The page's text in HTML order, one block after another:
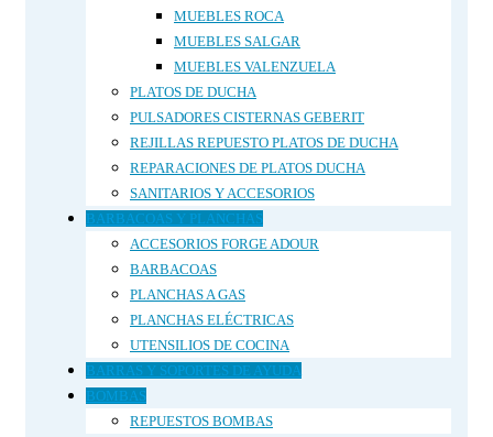
MUEBLES ROCA
MUEBLES SALGAR
MUEBLES VALENZUELA
PLATOS DE DUCHA
PULSADORES CISTERNAS GEBERIT
REJILLAS REPUESTO PLATOS DE DUCHA
REPARACIONES DE PLATOS DUCHA
SANITARIOS Y ACCESORIOS
BARBACOAS Y PLANCHAS
ACCESORIOS FORGE ADOUR
BARBACOAS
PLANCHAS A GAS
PLANCHAS ELÉCTRICAS
UTENSILIOS DE COCINA
BARRAS Y SOPORTES DE AYUDA
BOMBAS
REPUESTOS BOMBAS